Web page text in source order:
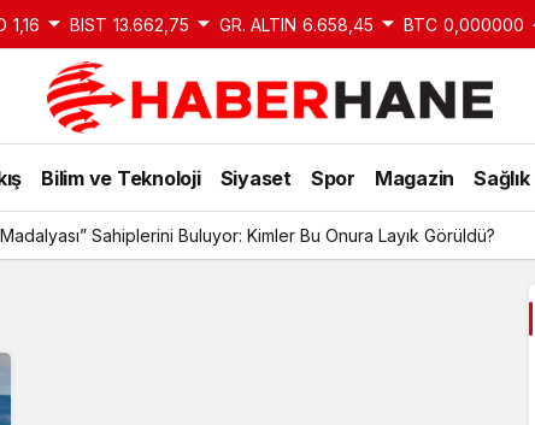
1,16 BIST 13.662,75 GR. ALTIN 6.658,45 BTC 0,000000
Bilim ve Teknoloji Siyaset Spor Magazin Sağlık
Sahiplerini Buluyor: Kimler Bu Onura Layık Görüldü?